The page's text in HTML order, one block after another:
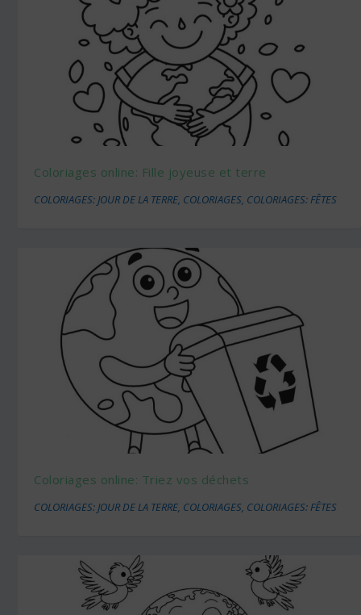
Coloriages online: Fille joyeuse et terre
COLORIAGES: JOUR DE LA TERRE, COLORIAGES, COLORIAGES: FÊTES
Coloriages online: Triez vos déchets
COLORIAGES: JOUR DE LA TERRE, COLORIAGES, COLORIAGES: FÊTES